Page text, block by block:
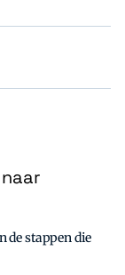
de stappen die